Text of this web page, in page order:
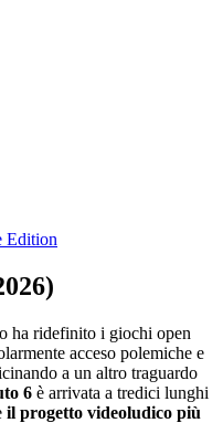
Edition
ha ridefinito i giochi open
acceso polemiche e
a un altro traguardo
6 è arrivata a tredici lunghi
il progetto videoludico più